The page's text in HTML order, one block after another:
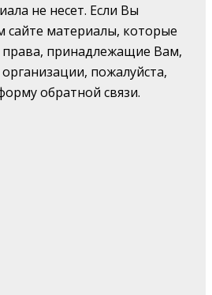
не несет. Если Вы
материалы, которые
принадлежащие Вам,
пожалуйста,
обратной связи.